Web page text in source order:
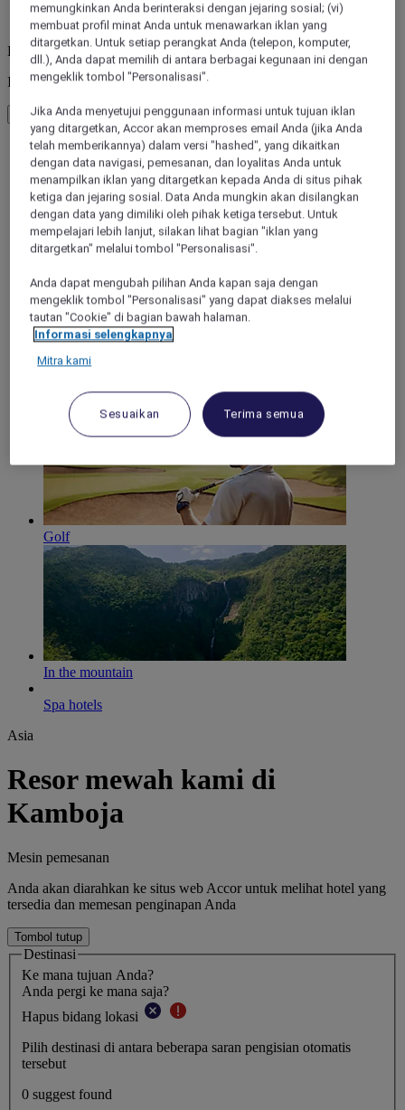
My bookings
Back to main menu
Inspirasi
Kembali ke menu utama
Family time
Golf
In the mountain
Spa hotels
Asia
Resor mewah kami di
Kamboja
Mesin pemesanan
Anda akan diarahkan ke situs web Accor untuk melihat hotel yang
tersedia dan memesan penginapan Anda
Tombol tutup
Destinasi
Ke mana tujuan Anda?
Anda pergi ke mana saja?
Hapus bidang lokasi
Pilih destinasi di antara beberapa saran pengisian otomatis
tersebut
0 suggest found
memungkinkan Anda berinteraksi dengan jejaring sosial; (vi)
membuat profil minat Anda untuk menawarkan iklan yang
ditargetkan. Untuk setiap perangkat Anda (telepon, komputer,
dll.), Anda dapat memilih di antara berbagai kegunaan ini dengan
mengeklik tombol "Personalisasi".
Jika Anda menyetujui penggunaan informasi untuk tujuan iklan
yang ditargetkan, Accor akan memproses email Anda (jika Anda
telah memberikannya) dalam versi "hashed", yang dikaitkan
dengan data navigasi, pemesanan, dan loyalitas Anda untuk
menampilkan iklan yang ditargetkan kepada Anda di situs pihak
ketiga dan jejaring sosial. Data Anda mungkin akan disilangkan
dengan data yang dimiliki oleh pihak ketiga tersebut. Untuk
mempelajari lebih lanjut, silakan lihat bagian "iklan yang
ditargetkan" melalui tombol "Personalisasi".
Anda dapat mengubah pilihan Anda kapan saja dengan
mengeklik tombol "Personalisasi" yang dapat diakses melalui
tautan "Cookie" di bagian bawah halaman.
Informasi selengkapnya
Mitra kami
Sesuaikan Terima semua